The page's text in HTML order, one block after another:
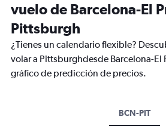
vuelo de Barcelona-El
Pittsburgh
¿Tienes un calendario flexible?
volar a Pittsburghdesde Barcelona-El
gráfico de predicción de precios.
BCN-PIT